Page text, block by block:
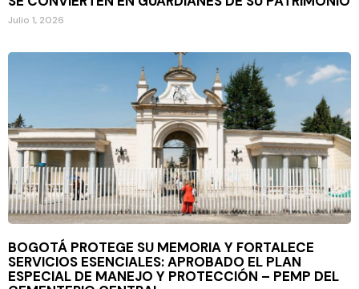
Julio 1, 2026
BOGOTÁ PROTEGE SU MEMORIA Y FORTALECE
SERVICIOS ESENCIALES: APROBADO EL PLAN
ESPECIAL DE MANEJO Y PROTECCIÓN – PEMP DEL